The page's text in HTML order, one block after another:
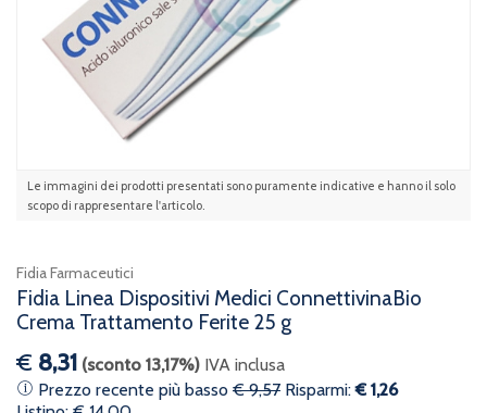
Le immagini dei prodotti presentati sono puramente indicative e hanno il solo
scopo di rappresentare l'articolo.
Fidia Farmaceutici
Fidia Linea Dispositivi Medici ConnettivinaBio
Crema Trattamento Ferite 25 g
€ 8,31 (sconto 13,17%) IVA inclusa
Prezzo recente più basso € 9,57 Risparmi:€ 1,26